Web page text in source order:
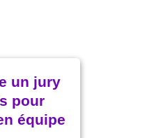
un jury
pour
équipe